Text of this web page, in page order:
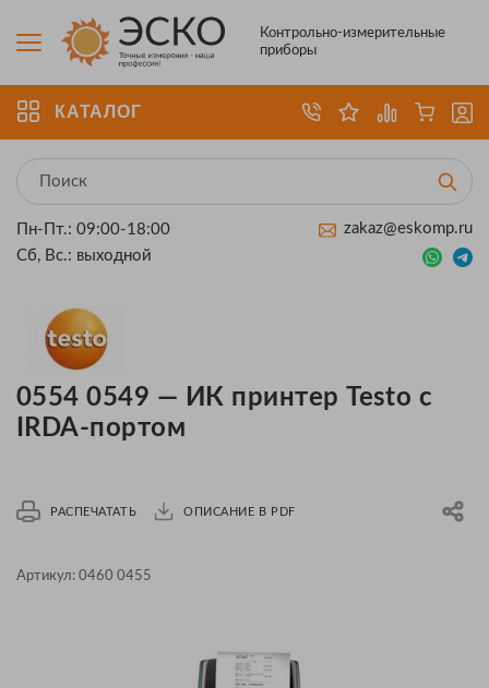
Контрольно-измерительные
приборы
КАТАЛОГ
Пн-Пт.: 09:00-18:00
Сб, Вс.: выходной
zakaz@eskomp.ru
0554 0549 — ИК принтер Testo с
IRDA-портом
РАСПЕЧАТАТЬ ОПИСАНИЕ В PDF
Артикул: 0460 0455